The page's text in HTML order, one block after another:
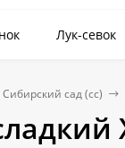
Лук-севок
сад (сс)